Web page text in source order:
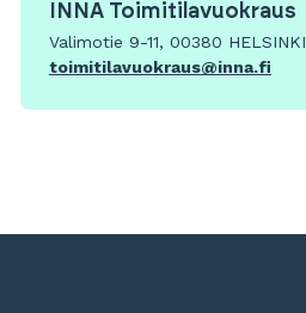
INNA Toimitilavuokraus
Valimotie 9-11, 00380 HELSINKI
toimitilavuokraus@inna.fi